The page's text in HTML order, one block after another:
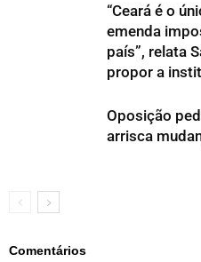
“Ceará é o
emenda
país”, relata
propor a
Oposição
arrisca
Comentários